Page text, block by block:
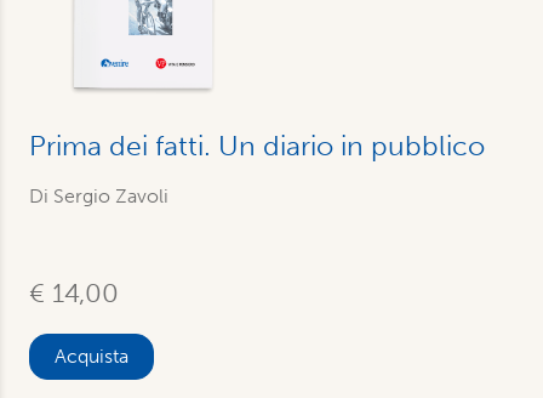
Prima dei fatti. Un diario in pubblico
Di Sergio Zavoli
€ 14,00
Acquista